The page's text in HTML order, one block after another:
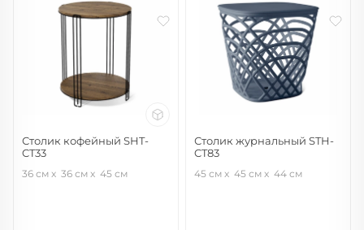
Столик кофейный SHT-
CT33
36 см 36 см 45 см
Столик журнальный STH-
CT83
45 см 45 см 44 см